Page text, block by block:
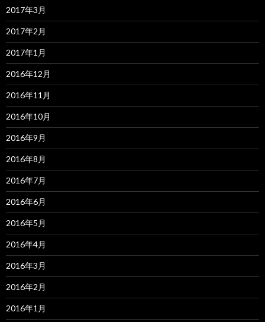
2017年3月
2017年2月
2017年1月
2016年12月
2016年11月
2016年10月
2016年9月
2016年8月
2016年7月
2016年6月
2016年5月
2016年4月
2016年3月
2016年2月
2016年1月